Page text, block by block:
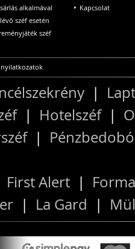
alkalmával
széf esetén
széf
Kapcsolat
nyilatkozatok
|
| Hotelszéf|
|
First Alert |
| La Gard |